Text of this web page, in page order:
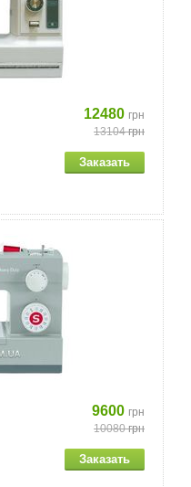
12480 грн
13104грн
9600 грн
10080грн